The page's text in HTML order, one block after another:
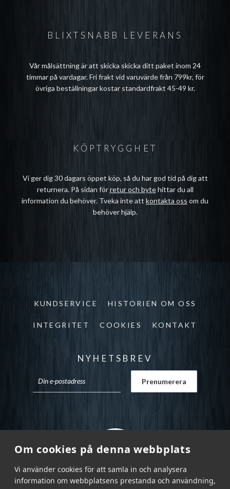
Om cookies på denna webbplats
Vi använder cookies för att samla in och analysera
information om webbplatsens prestanda och användning,
BLIXTSNABB LEVERANS
Vår målsättning är att skicka skicka ditt paket inom 24
timmar på vardagar. Fri frakt vid varuvärde från 799kr, för
övriga beställningar kostar standardfrakt 45-49 kr.
KÖPTRYGGHET
Vi ger dig 30 dagars öppet köp, så du har god tid på dig att
returnera. På sidan förretur och bytehittar du all
information du behöver. Tveka inte att kontakta oss om du
behöver hjälp.
KUNDSERVICE HISTORIEN OM OSS
INTEGRITET COOKIES KONTAKT
NYHETSBREV